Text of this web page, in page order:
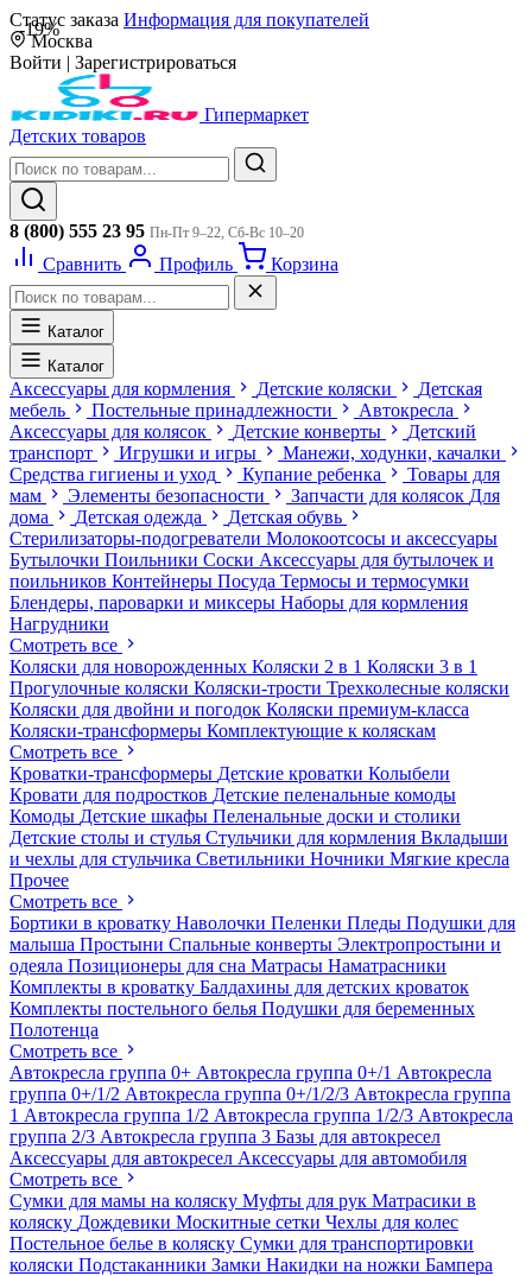
Статус заказа Информация для покупателей
Москва
Войти | Зарегистрироваться
Гипермаркет
Детских товаров
8 (800) 555 23 95 Пн-Пт 9–22, Сб-Вс 10–20
Сравнить Профиль Корзина
Каталог
Каталог
Аксессуары для кормления Детские коляски
Детская
мебель
Постельные принадлежности
Автокресла
Аксессуары для колясок
Детские конверты
Детский
транспорт
Игрушки и игры
Манежи, ходунки, качалки
Средства гигиены и уход
Купание ребенка
Товары для
мам
Элементы безопасности Запчасти для колясок Для
дома
Детская одежда
Детская обувь
Стерилизаторы-подогреватели Молокоотсосы и аксессуары
Бутылочки Поильники Соски Аксессуары для бутылочек и
поильников Контейнеры Посуда Термосы и термосумки
Блендеры, пароварки и миксеры Наборы для кормления
Нагрудники
Смотреть все
Коляски для новорожденных Коляски 2 в 1 Коляски 3 в 1
Прогулочные коляски Коляски-трости Трехколесные коляски
Коляски для двойни и погодок Коляски премиум-класса
Коляски-трансформеры Комплектующие к коляскам
Смотреть все
Кроватки-трансформеры Детские кроватки Колыбели
Кровати для подростков Детские пеленальные комоды
Комоды Детские шкафы Пеленальные доски и столики
Детские столы и стулья Стульчики для кормления Вкладыши
и чехлы для стульчика Светильники Ночники Мягкие кресла
Прочее
Смотреть все
Бортики в кроватку Наволочки Пеленки Пледы Подушки для
малыша Простыни Спальные конверты Электропростыни и
одеяла Позиционеры для сна Матрасы Наматрасники
Комплекты в кроватку Балдахины для детских кроваток
Комплекты постельного белья Подушки для беременных
Полотенца
Смотреть все
Автокресла группа 0+ Автокресла группа 0+/1 Автокресла
группа 0+/1/2 Автокресла группа 0+/1/2/3 Автокресла группа
1 Автокресла группа 1/2 Автокресла группа 1/2/3 Автокресла
группа 2/3 Автокресла группа 3 Базы для автокресел
Аксессуары для автокресел Аксессуары для автомобиля
Смотреть все
Сумки для мамы на коляску Муфты для рук Матрасики в
коляску Дождевики Москитные сетки Чехлы для колес
Постельное белье в коляску Сумки для транспортировки
коляски Подстаканники Замки Накидки на ножки Бампера
-19%